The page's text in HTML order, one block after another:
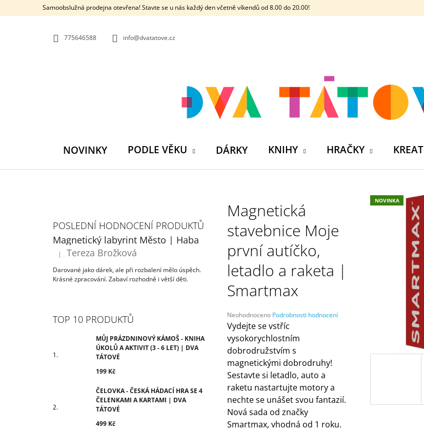
Samoobslužná prodejna otevřena! Stavte se u nás každý den včetně víkendů od 8.00 do 20.00!
775646588 info@dvatatove.cz
NOVINKY PODLE VĚKU DÁRKY KNIHY HRAČKY
POSLEDNÍ HODNOCENÍ PRODUKTŮ
Magnetický labyrint Město | Haba
Hodnocení produktu je 5 z 5 hvězdiček.
| Tereza Brožková
Darované jako dárek, ale při rozbalení mělo úspěch.
Krásné zpracování. Zabaví rozhodně i větší děti.
TOP 10 PRODUKTŮ
MŮJ PRÁZDNINOVÝ KÁMOŠ - KNIHA
ÚKOLŮ A AKTIVIT (3 - 6 LET) | DVA
TÁTOVÉ
199 Kč
ČELOVKA - ČESKÁ HÁDACÍ HRA SE 4
ČELENKAMI A KARTAMI | DVA
TÁTOVÉ
499 Kč
Magnetická
stavebnice Moje
první autíčko,
letadlo a raketa |
Smartmax
Průměrné
hodnocení
produktu
je
0,0
z
hvězdiček.
Neohodnoceno Podrobnosti hodnocení
NOVINKA
Vydejte se vstříc
vysokorychlostním
dobrodružstvím s
magnetickými dobrodruhy!
Sestavte si letadlo, auto a
raketu nastartujte motory a
nechte se unášet svou fantazií.
Nová sada od značky
Smartmax, vhodná od 1 roku.
O
HLEDAT
MŮJ PRÁZDNINOVÝ KÁMOŠ - KNIHA
ÚKOLŮ A AKTIVIT (3 - 6 LET) | DVA
TÁTOVÉ
199 Kč
ČELOVKA - ČESKÁ HÁDACÍ HRA SE 4
ČELENKAMI A KARTAMI | DVA TÁTOVÉ
55 Kč